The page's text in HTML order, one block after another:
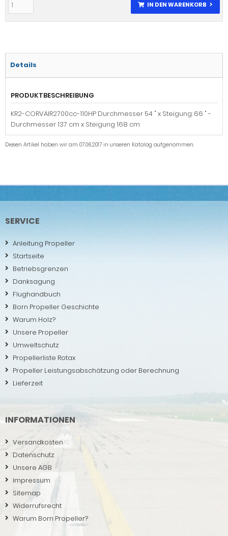
IN DEN WARENKORB
Details
PRODUKTBESCHREIBUNG
KR2-CORVAIR2700cc-110HP Durchmesser 54 " x Steigung: 66 " -
Durchmesser 137 cm x Steigung 168 cm
Diesen Artikel haben wir am 07.06.2017 in unseren Katalog aufgenommen.
SERVICE
Anleitung Propeller
Startseite
Betriebsgrenzen
Danksagung
Flughandbuch
Born Propeller Geschichte
Warum Holz?
Unsere Propeller
Umweltschutz
Propellerliste Rotax
Propeller Leistungsabschätzung oder Berechnung
Lieferzeit
INFORMATIONEN
Versandkosten
Datenschutz
Unsere AGB
Impressum
Sitemap
Widerrufsrecht
Warum Born Propeller?